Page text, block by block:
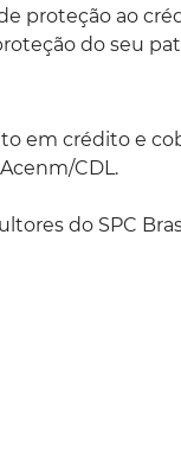
proteção ao
do seu
em crédito e
CDL.
do SPC